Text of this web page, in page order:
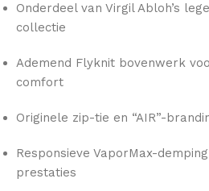
Onderdeel van Virgil Abloh’s
collectie
Ademend Flyknit bovenwerk
comfort
Originele zip-tie en “AIR”-
Responsieve VaporMax-
prestaties